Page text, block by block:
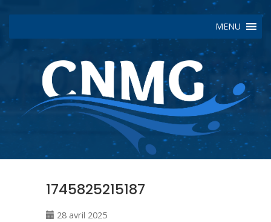
MENU
1745825215187
28 avril 2025